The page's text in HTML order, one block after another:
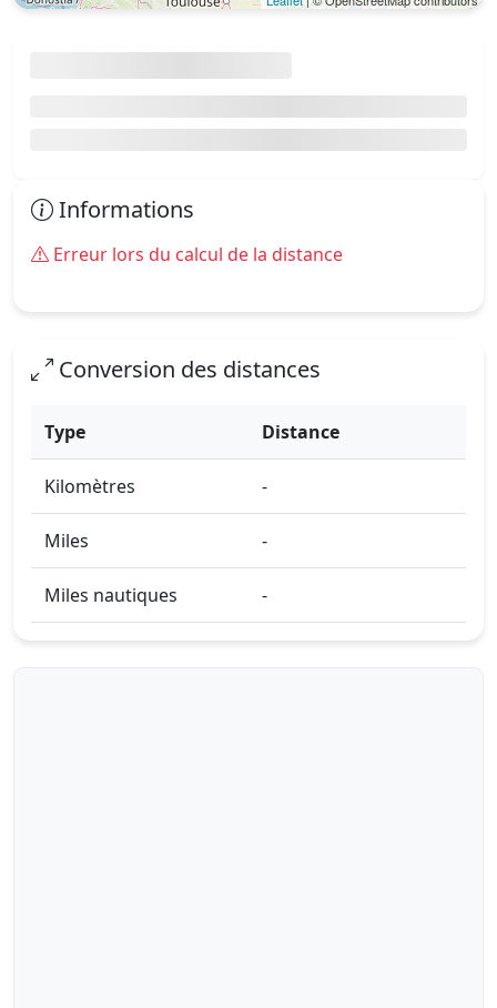
Informations
Erreur lors du calcul de la distance
Conversion des distances
Type Distance
Kilomètres -
Miles -
Miles nautiques -